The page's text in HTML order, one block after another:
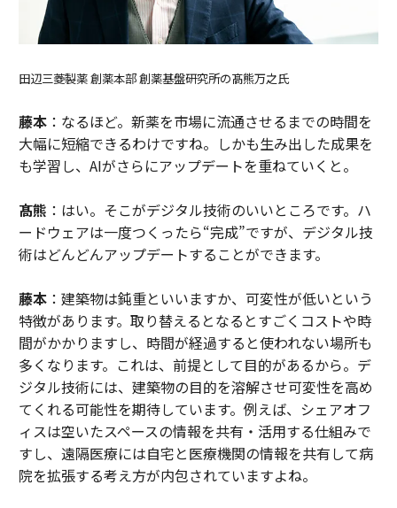
田辺三菱製薬 創薬本部 創薬基盤研究所の髙熊万之氏
藤本：なるほど。新薬を市場に流通させるまでの時間を
大幅に短縮できるわけですね。しかも生み出した成果を
も学習し、AIがさらにアップデートを重ねていくと。
髙熊 ：はい。そこがデジタル技術のいいところです。ハ
ードウェアは一度つくったら“完成”ですが、デジタル技
術はどんどんアップデートすることができます。
藤本：建築物は鈍重といいますか、可変性が低いという
特徴があります。取り替えるとなるとすごくコストや時
間がかかりますし、時間が経過すると使われない場所も
多くなります。これは、前提として目的があるから。デ
ジタル技術には、建築物の目的を溶解させ可変性を高め
てくれる可能性を期待しています。例えば、シェアオフ
ィスは空いたスペースの情報を共有・活用する仕組みで
すし、遠隔医療には自宅と医療機関の情報を共有して病
院を拡張する考え方が内包されていますよね。